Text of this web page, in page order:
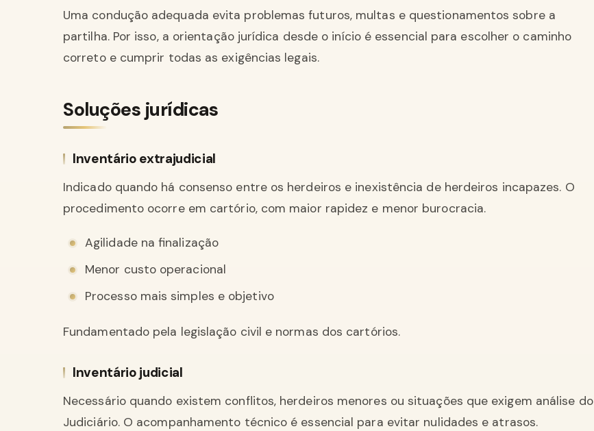
Uma condução adequada evita problemas futuros, multas e questionamentos sobre a
partilha. Por isso, a orientação jurídica desde o início é essencial para escolher o caminho
correto e cumprir todas as exigências legais.
Soluções jurídicas
Inventário extrajudicial
Indicado quando há consenso entre os herdeiros e inexistência de herdeiros incapazes. O
procedimento ocorre em cartório, com maior rapidez e menor burocracia.
Agilidade na finalização
Menor custo operacional
Processo mais simples e objetivo
Fundamentado pela legislação civil e normas dos cartórios.
Inventário judicial
Necessário quando existem conflitos, herdeiros menores ou situações que exigem análise do
Judiciário. O acompanhamento técnico é essencial para evitar nulidades e atrasos.